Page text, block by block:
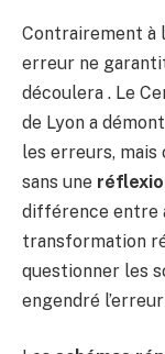
Contrairement à
erreur ne
découlera . Le
de Lyon a
les erreurs,
sans une
différence entre
transformation
questionner les
engendré